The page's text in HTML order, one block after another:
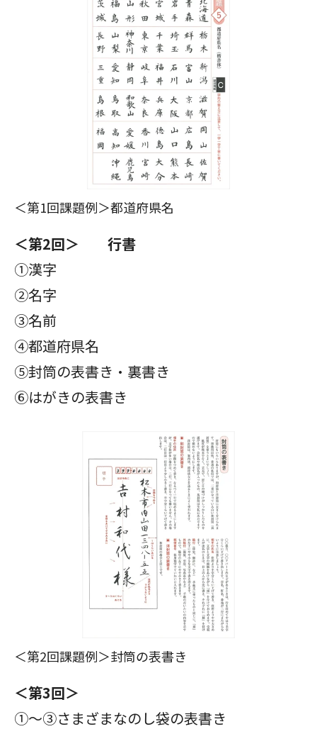
＜第1回課題例＞都道府県名
＜第2回＞ 行書
①漢字
②名字
③名前
④都道府県名
⑤封筒の表書き・裏書き
⑥はがきの表書き
＜第2回課題例＞封筒の表書き
＜第3回＞
①～③さまざまなのし袋の表書き